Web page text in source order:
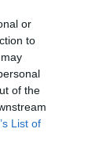
or
to
of the
List of